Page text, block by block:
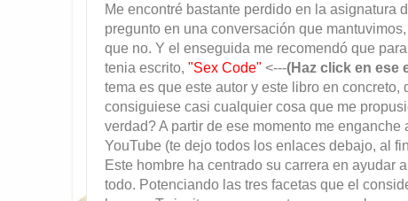
Me encontré bastante perdido en la asignatura
pregunto en una conversación que
que no. Y el enseguida me recomendó que
tenia escrito, "Sex Code" <---(Haz click en ese
tema es que este autor y este libro en
consiguiese casi cualquier cosa que me
verdad? A partir de ese momento me
YouTube (te dejo todos los enlaces debajo, al
Este hombre ha centrado su carrera en ayudar
todo. Potenciando las tres facetas que el